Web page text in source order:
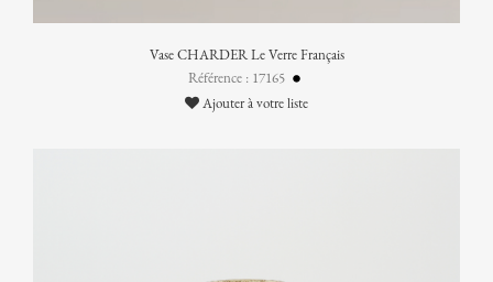
Vase CHARDER Le Verre Français
Référence : 17165
Ajouter à votre liste